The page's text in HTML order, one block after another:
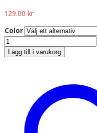
129.00 kr
Color
Lägg till i varukorg